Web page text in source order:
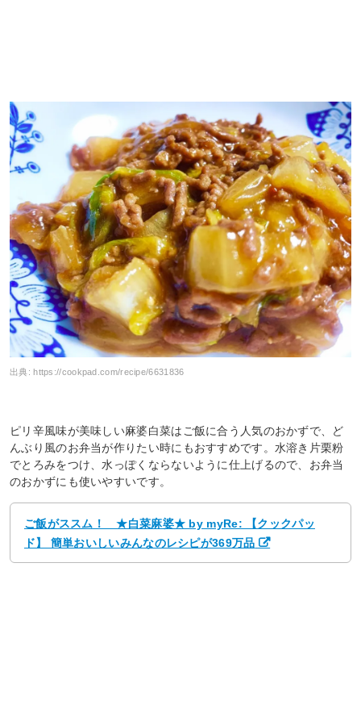
出典:https://cookpad.com/recipe/6631836
ピリ辛風味が美味しい麻婆白菜はご飯に合う人気のおかずで、ど
んぶり風のお弁当が作りたい時にもおすすめです。水溶き片栗粉
でとろみをつけ、水っぽくならないように仕上げるので、お弁当
のおかずにも使いやすいです。
ご飯がススム！ ★白菜麻婆★ by myRe: 【クックパッ
ド】 簡単おいしいみんなのレシピが369万品